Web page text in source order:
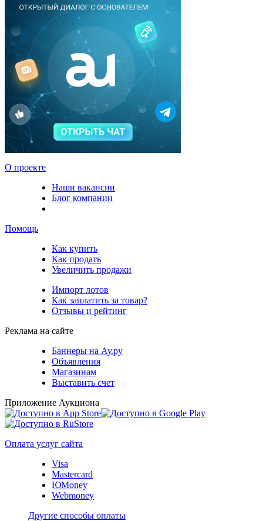
О проекте
Наши вакансии
Блог компании
Помощь
Как купить
Как продать
Увеличить продажи
Импорт лотов
Как заплатить за товар?
Отзывы и рейтинг
Реклама на сайте
Баннеры на Ау.ру
Объявления
Магазинам
Выставить счет
Приложение Аукциона
Оплата услуг сайта
Visa
Mastercard
ЮMoney
Webmoney
Другие способы оплаты